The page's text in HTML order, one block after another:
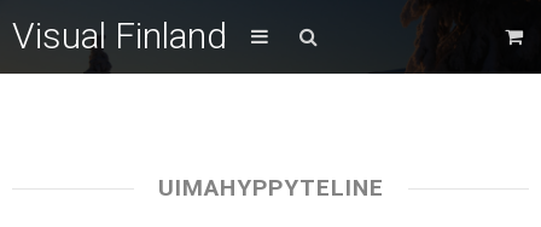
Visual Finland
UIMAHYPPYTELINE